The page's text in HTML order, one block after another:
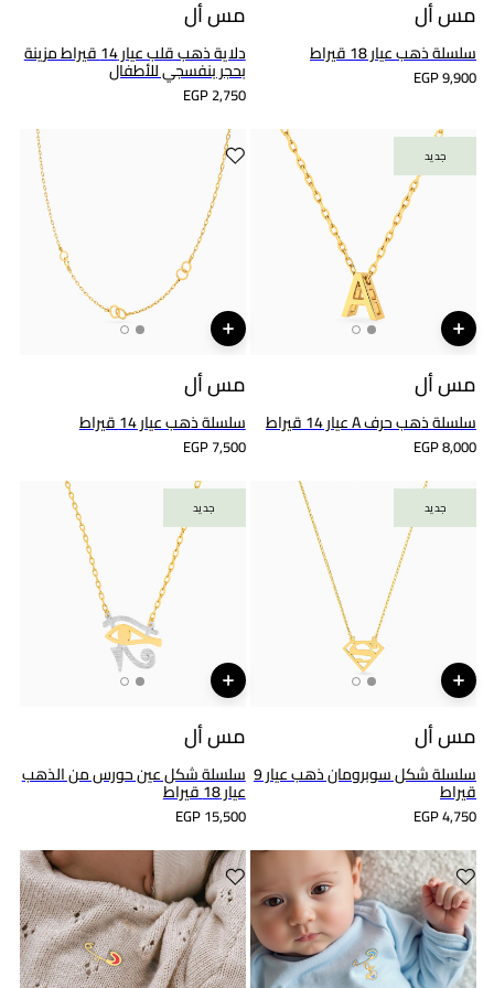
مس أل
سلسلة ذهب عيار 18 قيراط
EGP 9,900
مس أل
دلاية ذهب قلب عيار 14 قيراط مزينة
بحجر بنفسجي للأطفال
EGP 2,750
جديد
جديد
مس أل
سلسلة ذهب حرف A عيار 14 قيراط
EGP 8,000
مس أل
سلسلة ذهب عيار 14 قيراط
EGP 7,500
جديد
جديد
مس أل
سلسلة شكل سوبرومان ذهب عيار 9
قيراط
EGP 4,750
جديد
جديد
مس أل
سلسلة شكل عين حورس من الذهب
عيار 18 قيراط
EGP 15,500